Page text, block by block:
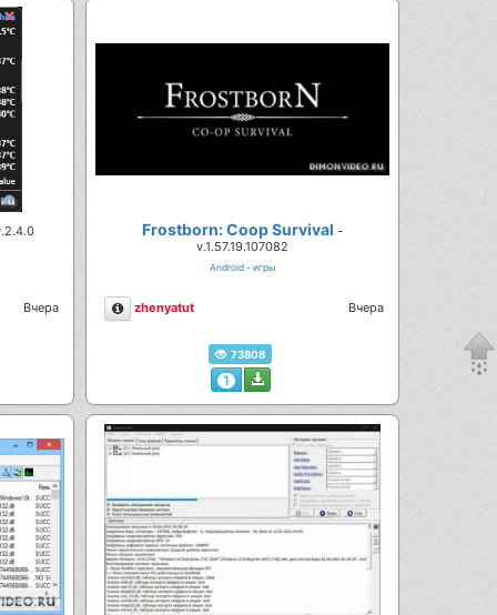
Вчера
Frostborn: Coop Survival -
v.1.57.19.107082
Android - игры
Описание
zhenyatut Вчера
73808
1